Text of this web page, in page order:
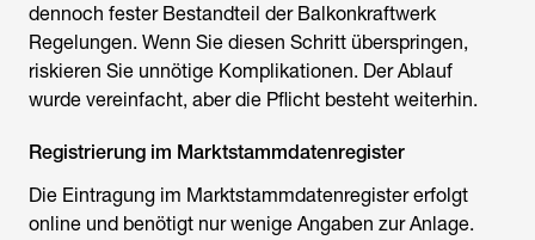
dennoch fester Bestandteil der Balkonkraftwerk
Regelungen. Wenn Sie diesen Schritt überspringen,
riskieren Sie unnötige Komplikationen. Der Ablauf
wurde vereinfacht, aber die Pflicht besteht weiterhin.
Registrierung im Marktstammdatenregister
Die Eintragung im Marktstammdatenregister erfolgt
online und benötigt nur wenige Angaben zur Anlage.